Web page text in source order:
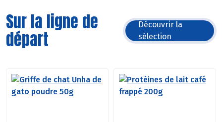
Sur la ligne de
départ
Découvrir la
sélection